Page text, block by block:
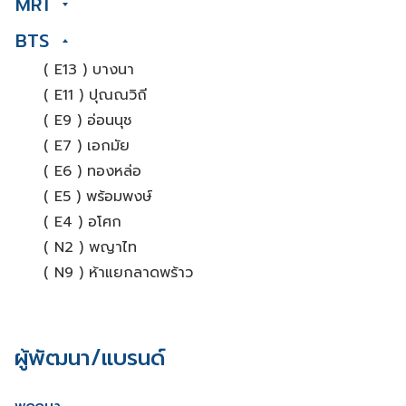
BTS
( E13 ) บางนา
( E11 ) ปุณณวิถี
( E9 ) อ่อนนุช
( E7 ) เอกมัย
( E6 ) ทองหล่อ
( E5 ) พร้อมพงษ์
( E4 ) อโศก
( N2 ) พญาไท
( N9 ) ห้าแยกลาดพร้าว
ผู้พัฒนา/แบรนด์